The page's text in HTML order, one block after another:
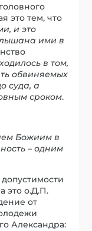
это тем, что
и это
ими в
в том,
обвиняемых
суда, а
сроком.
Божиим в
– одним
это о.Д.П.
от
Александра: